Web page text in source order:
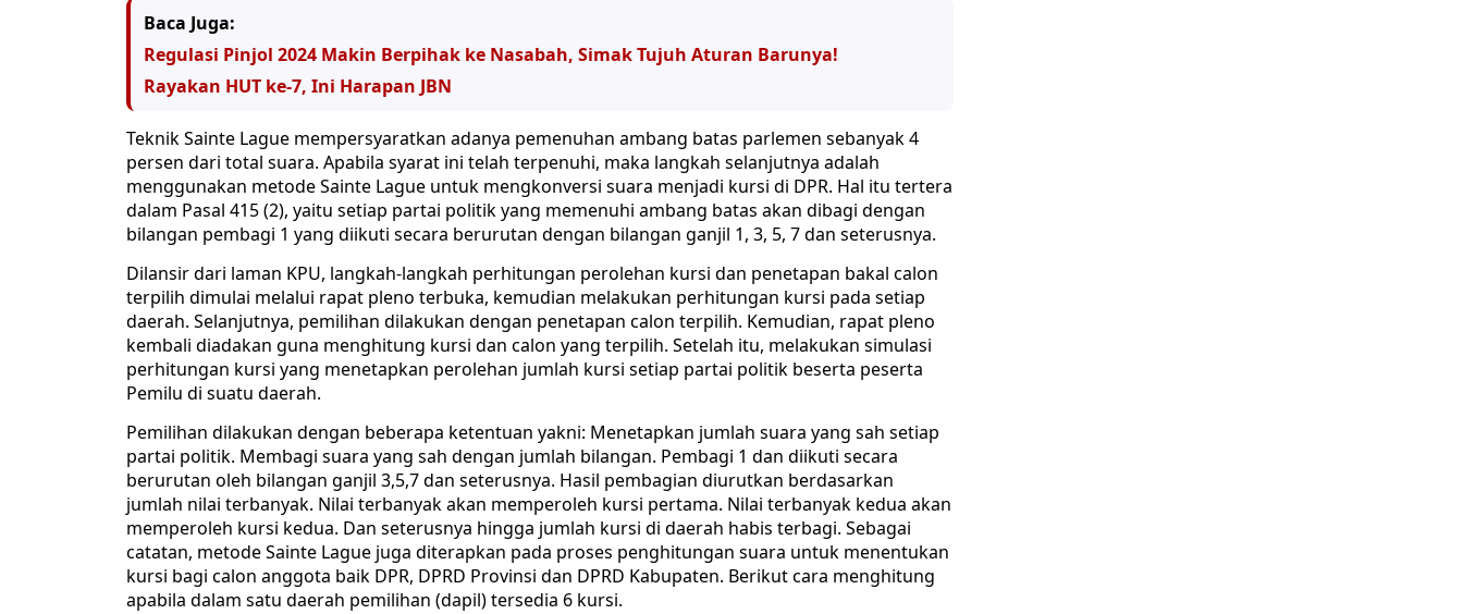
Baca Juga:
Regulasi Pinjol 2024 Makin Berpihak ke Nasabah, Simak Tujuh Aturan Barunya!
Rayakan HUT ke-7, Ini Harapan JBN
Teknik Sainte Lague mempersyaratkan adanya pemenuhan ambang batas parlemen sebanyak 4
persen dari total suara. Apabila syarat ini telah terpenuhi, maka langkah selanjutnya adalah
menggunakan metode Sainte Lague untuk mengkonversi suara menjadi kursi di DPR. Hal itu tertera
dalam Pasal 415 (2), yaitu setiap partai politik yang memenuhi ambang batas akan dibagi dengan
bilangan pembagi 1 yang diikuti secara berurutan dengan bilangan ganjil 1, 3, 5, 7 dan seterusnya.
Dilansir dari laman KPU, langkah-langkah perhitungan perolehan kursi dan penetapan bakal calon
terpilih dimulai melalui rapat pleno terbuka, kemudian melakukan perhitungan kursi pada setiap
daerah. Selanjutnya, pemilihan dilakukan dengan penetapan calon terpilih. Kemudian, rapat pleno
kembali diadakan guna menghitung kursi dan calon yang terpilih. Setelah itu, melakukan simulasi
perhitungan kursi yang menetapkan perolehan jumlah kursi setiap partai politik beserta peserta
Pemilu di suatu daerah.
Pemilihan dilakukan dengan beberapa ketentuan yakni: Menetapkan jumlah suara yang sah setiap
partai politik. Membagi suara yang sah dengan jumlah bilangan. Pembagi 1 dan diikuti secara
berurutan oleh bilangan ganjil 3,5,7 dan seterusnya. Hasil pembagian diurutkan berdasarkan
jumlah nilai terbanyak. Nilai terbanyak akan memperoleh kursi pertama. Nilai terbanyak kedua akan
memperoleh kursi kedua. Dan seterusnya hingga jumlah kursi di daerah habis terbagi. Sebagai
catatan, metode Sainte Lague juga diterapkan pada proses penghitungan suara untuk menentukan
kursi bagi calon anggota baik DPR, DPRD Provinsi dan DPRD Kabupaten. Berikut cara menghitung
apabila dalam satu daerah pemilihan (dapil) tersedia 6 kursi.